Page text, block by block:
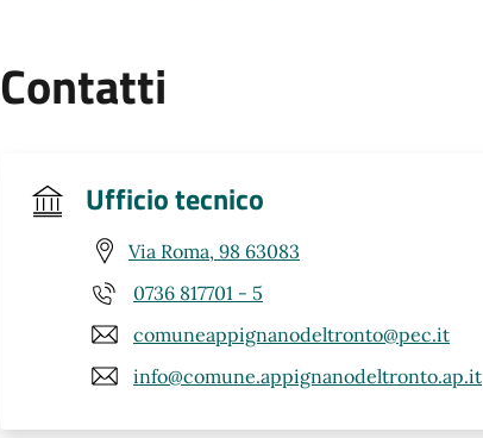
Contatti
Ufficio tecnico
Via Roma, 98 63083
0736 817701 - 5
comuneappignanodeltronto@pec.it
info@comune.appignanodeltronto.ap.it